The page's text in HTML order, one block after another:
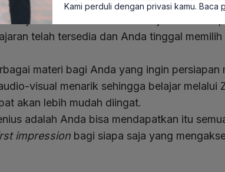
seru ini sudah lama menjadi andalan
telah tersedia dan Anda tinggal
materi bagi Anda yang ingin persiapan
visual menarik sehingga belajar melalui
akan lebih mudah diingat.
adalah Anda bisa mendapatkan itu
impression bagi siapa saja yang
Kami perduli dengan privasi kamu. Baca